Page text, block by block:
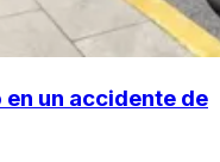
un accidente de